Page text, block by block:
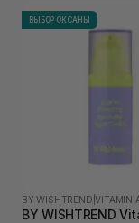
ВЫБОР ОКСАНЫ
BY WISHTREND |VITAMIN
BY WISHTREND